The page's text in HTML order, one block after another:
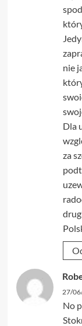
nie
Dla
za
27/
No